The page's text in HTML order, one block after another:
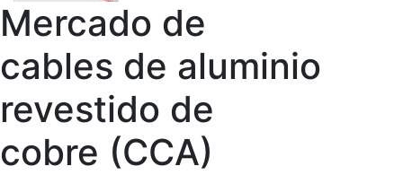
Mercado de
cables de aluminio
revestido de
cobre (CCA)